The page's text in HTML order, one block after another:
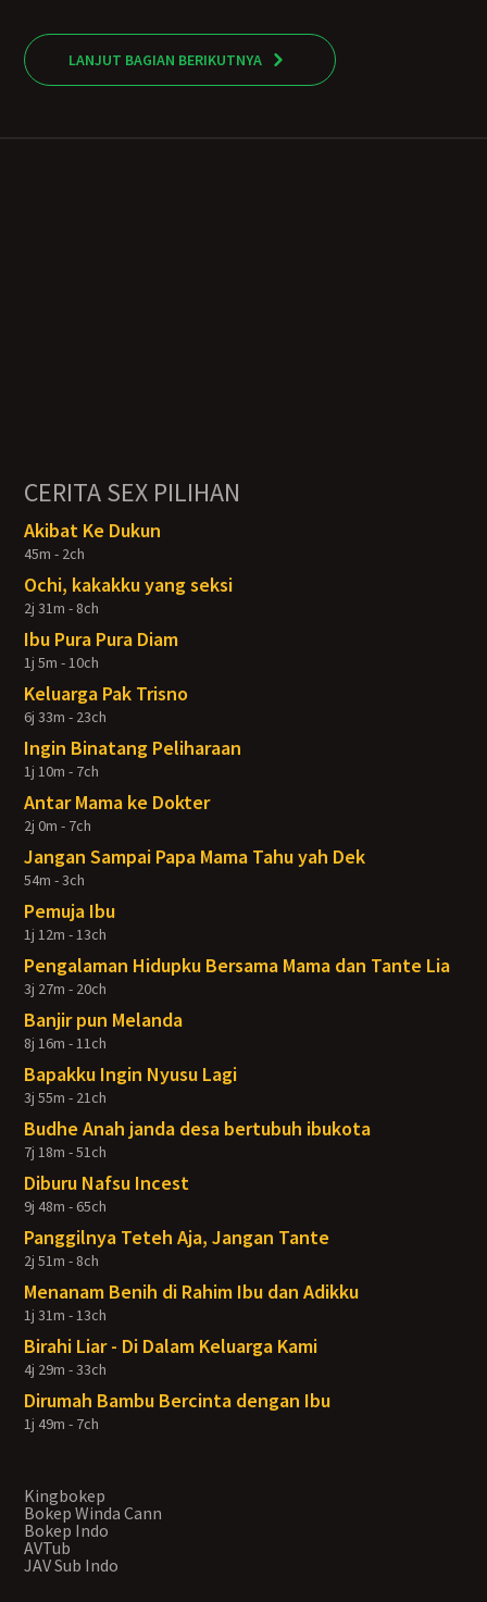
LANJUT BAGIAN BERIKUTNYA
CERITA SEX PILIHAN
Akibat Ke Dukun
45m - 2ch
Ochi, kakakku yang seksi
2j 31m - 8ch
Ibu Pura Pura Diam
1j 5m - 10ch
Keluarga Pak Trisno
6j 33m - 23ch
Ingin Binatang Peliharaan
1j 10m - 7ch
Antar Mama ke Dokter
2j 0m - 7ch
Jangan Sampai Papa Mama Tahu yah Dek
54m - 3ch
Pemuja Ibu
1j 12m - 13ch
Pengalaman Hidupku Bersama Mama dan Tante Lia
3j 27m - 20ch
Banjir pun Melanda
8j 16m - 11ch
Bapakku Ingin Nyusu Lagi
3j 55m - 21ch
Budhe Anah janda desa bertubuh ibukota
7j 18m - 51ch
Diburu Nafsu Incest
9j 48m - 65ch
Panggilnya Teteh Aja, Jangan Tante
2j 51m - 8ch
Menanam Benih di Rahim Ibu dan Adikku
1j 31m - 13ch
Birahi Liar - Di Dalam Keluarga Kami
4j 29m - 33ch
Dirumah Bambu Bercinta dengan Ibu
1j 49m - 7ch
Kingbokep
Bokep Winda Cann
Bokep Indo
AVTub
JAV Sub Indo